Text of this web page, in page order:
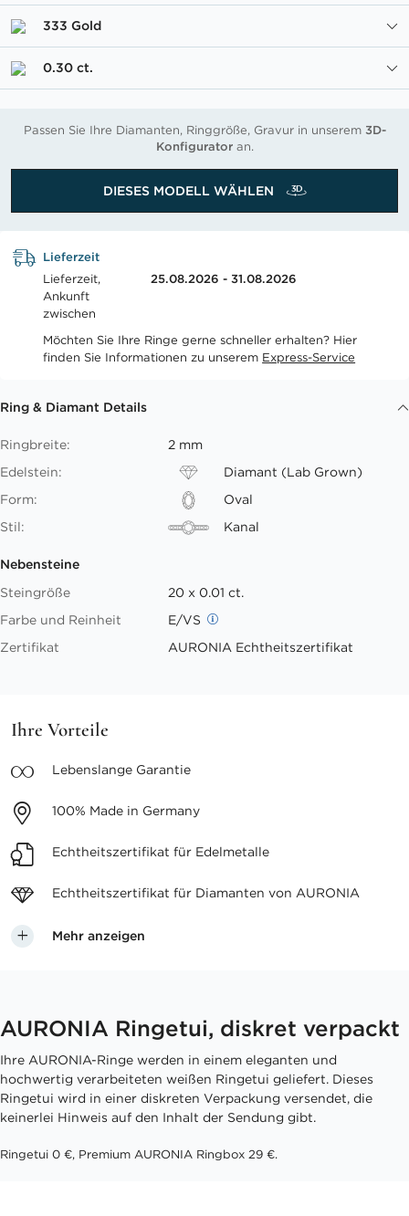
333 Gold
0.30 ct.
Passen Sie Ihre Diamanten, Ringgröße, Gravur in unserem 3D-
Konfiguratoran.
DIESES MODELL WÄHLEN
Lieferzeit
Lieferzeit,
Ankunft
zwischen
25.08.2026 - 31.08.2026
Möchten Sie Ihre Ringe gerne schneller erhalten? Hier
finden Sie Informationen zu unserem Express-Service
Ring & Diamant Details
Ringbreite:
2 mm
Edelstein:
Diamant (Lab Grown)
Form:
Oval
Stil:
Kanal
Nebensteine
Steingröße
20 x 0.01 ct.
Farbe und Reinheit
E/VS
Zertifikat
AURONIA Echtheitszertifikat
Ihre Vorteile
Lebenslange Garantie
100% Made in Germany
Echtheitszertifikat für Edelmetalle
Echtheitszertifikat für Diamanten von AURONIA
Mehr anzeigen
AURONIA Ringetui, diskret verpackt
Ihre AURONIA-Ringe werden in einem eleganten und
hochwertig verarbeiteten weißen Ringetui geliefert. Dieses
Ringetui wird in einer diskreten Verpackung versendet, die
keinerlei Hinweis auf den Inhalt der Sendung gibt.
Ringetui 0 €, Premium AURONIA Ringbox 29 €.